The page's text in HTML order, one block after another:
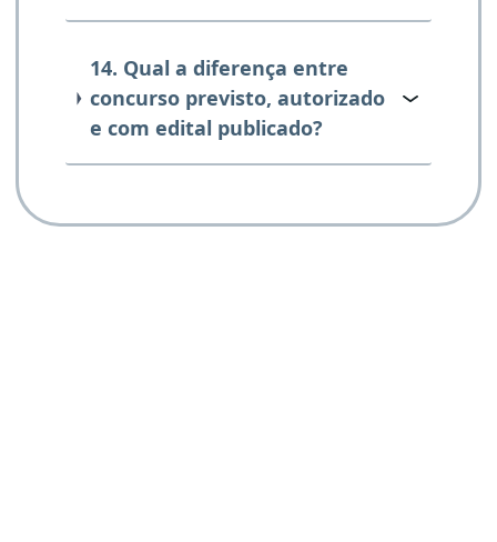
14. Qual a diferença entre
concurso previsto, autorizado
e com edital publicado?